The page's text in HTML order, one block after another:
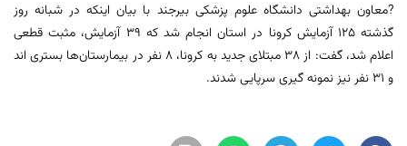
?معاون بهداشتی دانشگاه علوم پزشکی بیرجند با بیان اینکه در شبانه روز
گذشته 125 آزمایش کرونا در استان انجام شد که 39 آزمایش، مثبت قطعی
اعلام شد، گفت: از 38 مبتلای جدید به کرونا، 8 نفر در بیمارستان‌ها بستری اند
و 31 نفر نیز نمونه گیری سرپایی شدند.